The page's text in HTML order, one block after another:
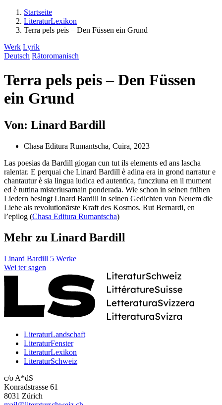
Startseite
LiteraturLexikon
Terra pels peis – Den Füssen ein Grund
Werk Lyrik
Deutsch Rätoromanisch
Terra pels peis – Den Füssen
ein Grund
Von: Linard Bardill
Chasa Editura Rumantscha, Cuira, 2023
Las poesias da Bardill giogan cun tut ils elements ed ans lascha
ralentar. E perquai che Linard Bardill è adina era in grond narratur e
chantautur è sia lingua ludica ed autentica, funcziuna en il mument
ed è tuttina misteriusamain ponderada. Wie schon in seinen frühen
Liedern besingt Linard Bardill in seinen Gedichten von Neuem die
Liebe als revolutionärste Kraft des Kosmos. Rut Bernardi, en
l’epilog (Chasa Editura Rumantscha)
Mehr zu Linard Bardill
Linard Bardill 5 Werke
Wei ter sagen
LiteraturLandschaft
LiteraturFenster
LiteraturLexikon
LiteraturSchweiz
c/o A*dS
Konradstrasse 61
8031 Zürich